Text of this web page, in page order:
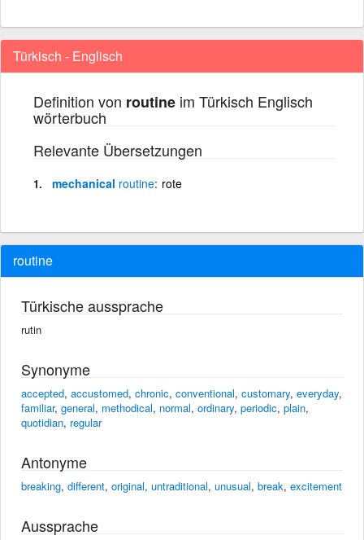
Türkisch - Englisch
Definition von routine im Türkisch Englisch
wörterbuch
Relevante Übersetzungen
mechanical routine rote
routine
Türkische aussprache
rutin
Synonyme
accepted, accustomed, chronic, conventional, customary, everyday,
familiar, general, methodical, normal, ordinary, periodic, plain,
quotidian, regular
Antonyme
breaking, different, original, untraditional, unusual, break, excitement
Aussprache